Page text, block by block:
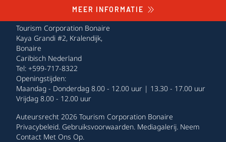
MEER INFORMATIE
Tourism Corporation Bonaire
Kaya Grandi #2, Kralendijk,
Bonaire
Caribisch Nederland
Tel: +599-717-8322
Openingstijden:
Maandag - Donderdag 8.00 - 12.00 uur | 13.30 - 17.00 uur
Vrijdag 8.00 - 12.00 uur
Auteursrecht 2026 Tourism Corporation Bonaire
Privacybeleid. Gebruiksvoorwaarden. Mediagalerij. Neem
Contact Met Ons Op.